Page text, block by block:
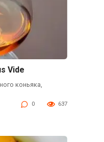
Vide
коньяка,
0 637